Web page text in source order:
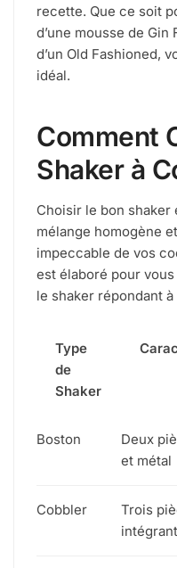
recette. Que ce soit
d’une mousse de
d’un Old Fashioned,
idéal.
Comment
Shaker à
Choisir le bon
mélange homogène
impeccable de vos
est élaboré pour
le shaker répondant
Type
de
Shaker
Boston
Deux
et métal
Cobbler
Trois